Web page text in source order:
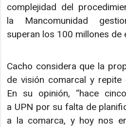
complejidad del
la Mancomunidad
superan los 100 millones de
Cacho considera que la
de visión comarcal y repite
En su opinión, “hace
a UPN por su falta de
a la comarca, y hoy nos